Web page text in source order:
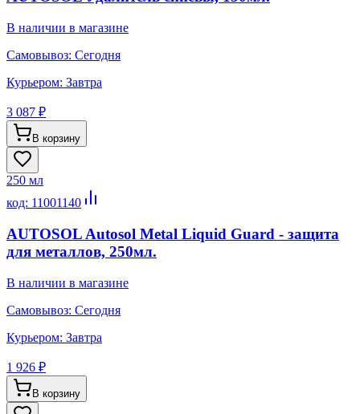
В наличии в магазине
Самовывоз: Сегодня
Курьером: Завтра
3 087 ₽
В корзину
250 мл
код: 11001140
AUTOSOL Autosol Metal Liquid Guard - защита
для металлов, 250мл.
В наличии в магазине
Самовывоз: Сегодня
Курьером: Завтра
1 926 ₽
В корзину